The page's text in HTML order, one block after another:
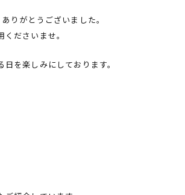
りがとうございました。
ださいませ。
を楽しみにしております。